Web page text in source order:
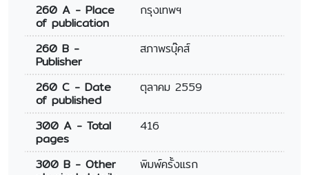
260 A - Place
of publication
กรุงเทพฯ
260 B -
Publisher
สภาพรบุ๊คส์
260 C - Date
of published
ตุลาคม 2559
300 A - Total
pages
416
300 B - Other พิมพ์ครั้งแรก